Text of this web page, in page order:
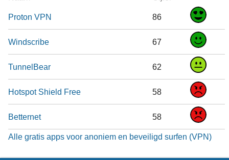
Proton VPN 86
Windscribe 67
TunnelBear 62
Hotspot Shield Free 58
Betternet 58
Alle gratis apps voor anoniem en beveiligd surfen (VPN)